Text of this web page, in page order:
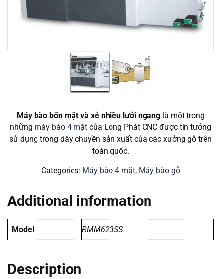
Máy bào bốn mặt và xẻ nhiều lưỡi nganglà một trong
những máy bào 4 mặt của Long Phát CNC được tin tưởng
sử dụng trong dây chuyền sản xuất của các xưởng gỗ trên
toàn quốc.
Categories: Máy bào 4 mặt, Máy bào gỗ
Description
Additional information
Model RMM623SS